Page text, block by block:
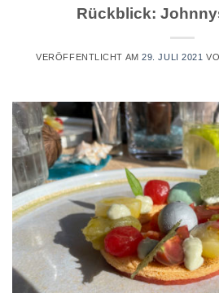
Rückblick:
VERÖFFENTLICHT AM29. JULI 2021